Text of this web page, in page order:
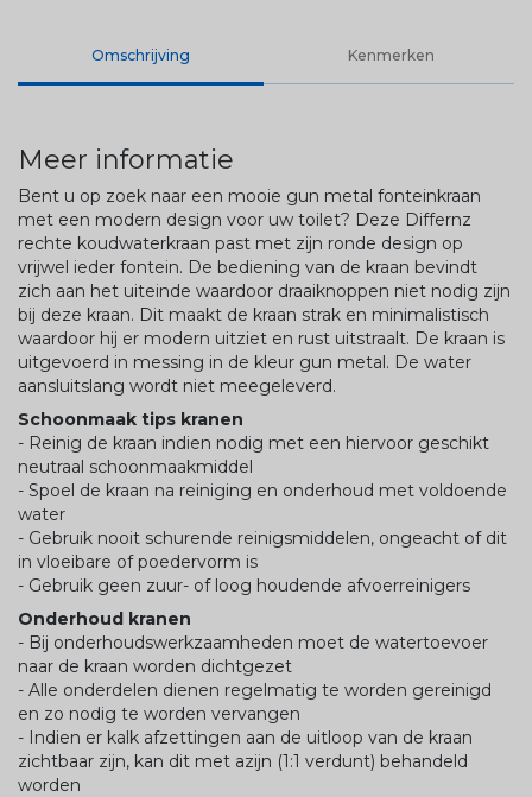
Omschrijving Kenmerken
Meer informatie
Bent u op zoek naar een mooie gun metal fonteinkraan
met een modern design voor uw toilet? Deze Differnz
rechte koudwaterkraan past met zijn ronde design op
vrijwel ieder fontein. De bediening van de kraan bevindt
zich aan het uiteinde waardoor draaiknoppen niet nodig zijn
bij deze kraan. Dit maakt de kraan strak en minimalistisch
waardoor hij er modern uitziet en rust uitstraalt. De kraan is
uitgevoerd in messing in de kleur gun metal. De water
aansluitslang wordt niet meegeleverd.
Schoonmaak tips kranen
- Reinig de kraan indien nodig met een hiervoor geschikt
neutraal schoonmaakmiddel
- Spoel de kraan na reiniging en onderhoud met voldoende
water
- Gebruik nooit schurende reinigsmiddelen, ongeacht of dit
in vloeibare of poedervorm is
- Gebruik geen zuur- of loog houdende afvoerreinigers
Onderhoud kranen
- Bij onderhoudswerkzaamheden moet de watertoevoer
naar de kraan worden dichtgezet
- Alle onderdelen dienen regelmatig te worden gereinigd
en zo nodig te worden vervangen
- Indien er kalk afzettingen aan de uitloop van de kraan
zichtbaar zijn, kan dit met azijn (1:1 verdunt) behandeld
worden